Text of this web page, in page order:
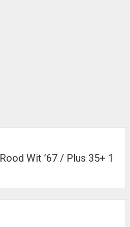
Rood Wit ’67 / Plus 35+ 1